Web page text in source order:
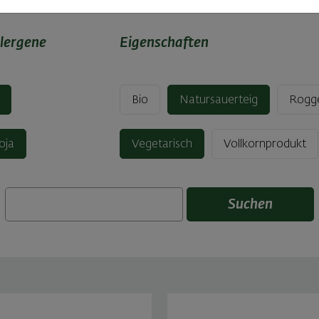
Eigenschaften
Bio Natursauerteig
Vegetarisch Vollkornprodukt
Suchen